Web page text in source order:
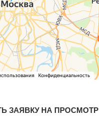
ЗАЯВКУ НА ПРОСМОТР